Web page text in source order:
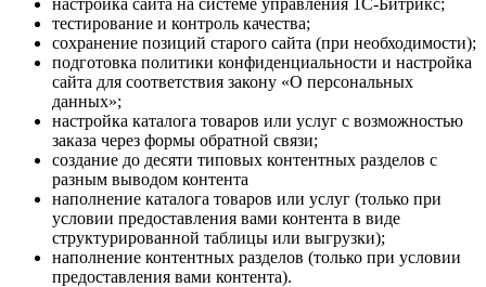
тестирование и контроль качества;
сохранение позиций старого сайта (при необходимости);
подготовка политики конфиденциальности и настройка
сайта для соответствия закону «О персональных
данных»;
настройка каталога товаров или услуг с возможностью
заказа через формы обратной связи;
создание до десяти типовых контентных разделов с
разным выводом контента
наполнение каталога товаров или услуг (только при
условии предоставления вами контента в виде
структурированной таблицы или выгрузки);
наполнение контентных разделов (только при условии
предоставления вами контента).